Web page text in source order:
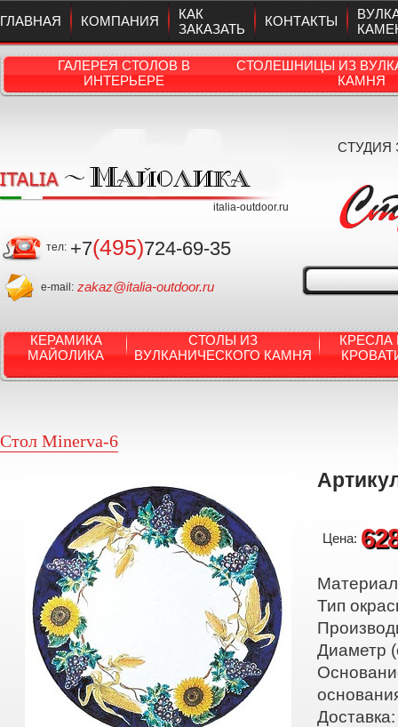
ГЛАВНАЯ КОМПАНИЯ
КАК
ЗАКАЗАТЬ
КОНТАКТЫ
ГАЛЕРЕЯ СТОЛОВ В
ИНТЕРЬЕРЕ
СТОЛЕШНИЦЫ ИЗ
КАМНЯ
italia-outdoor.ru
тел: +7(495)724-69-35
e-mail: zakaz@italia-outdoor.ru
СТУДИЯ
КЕРАМИКА
МАЙОЛИКА
СТОЛЫ ИЗ
ВУЛКАНИЧЕСКОГО КАМНЯ
КРЕСЛА
Стол Minerva-6
Цена:
Тип
Диаметр